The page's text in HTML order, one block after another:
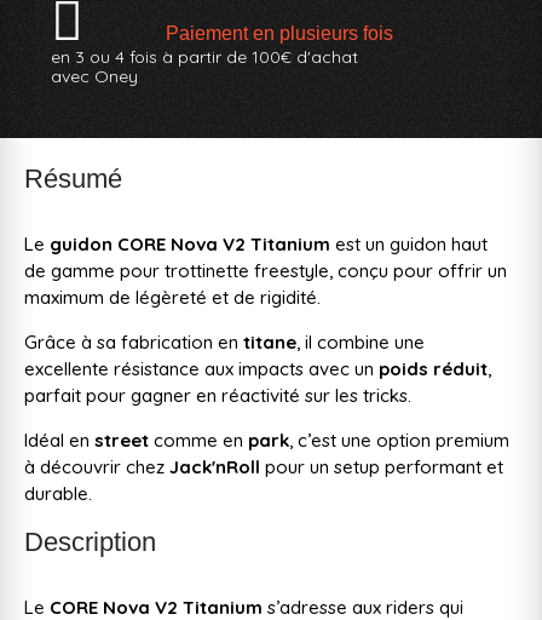
Paiement en plusieurs fois
en 3 ou 4 fois à partir de 100€ d'achat
avec Oney
Résumé
Le guidon CORE Nova V2 Titanium est un guidon haut
de gamme pour trottinette freestyle, conçu pour offrir un
maximum de légèreté et de rigidité.
Grâce à sa fabrication en titane, il combine une
excellente résistance aux impacts avec un poids réduit,
parfait pour gagner en réactivité sur les tricks.
Idéal en street comme en park, c’est une option premium
à découvrir chez Jack'nRoll pour un setup performant et
durable.
Description
Le CORE Nova V2 Titanium s’adresse aux riders qui